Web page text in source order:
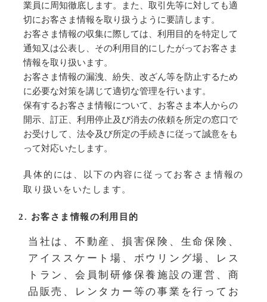
業員に周知徹底します。また、取引先等に対しても適
切にお客さま情報を取り扱うように要請します。
お客さま情報の収集に際しては、利用目的を特定して
通知又は公表し、その利用目的にしたがってお客さま
情報を取り扱います。
お客さま情報の漏洩、紛失、改ざん等を防止するため
に必要な対策を講じて適切な管理を行います。
保有するお客さま情報について、お客さま本人からの
開示、訂正、利用停止及び消去の依頼を所定の窓口で
お受けして、法令及び所定の手続きに従って誠意をも
って対応いたします。
具体的には、以下の内容に従ってお客さま情報の
取り扱いをいたします。
2. お客さま情報の利用目的
当社は、不動産、損害保険、生命保険、
アイススケート場、ボウリング場、レス
トラン、会員制研修保養施設の運営、商
品販売、レンタカー等の事業を行ってお